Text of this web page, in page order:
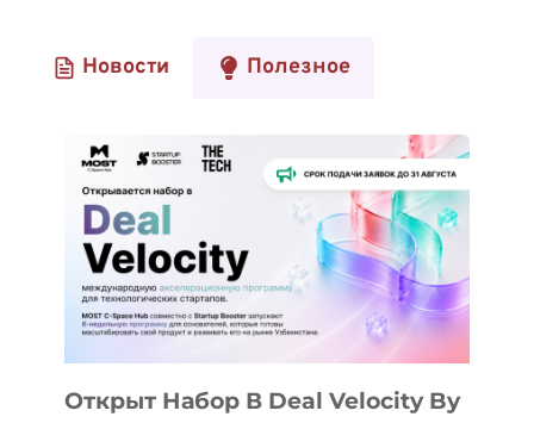
Новости Полезное
Открыт Набор В Deal Velocity By